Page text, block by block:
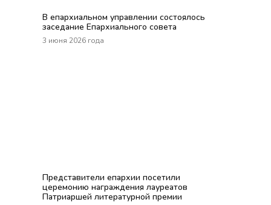
В епархиальном управлении состоялось
заседание Епархиального совета
3 июня 2026 года
Представители епархии посетили
церемонию награждения лауреатов
Патриаршей литературной премии